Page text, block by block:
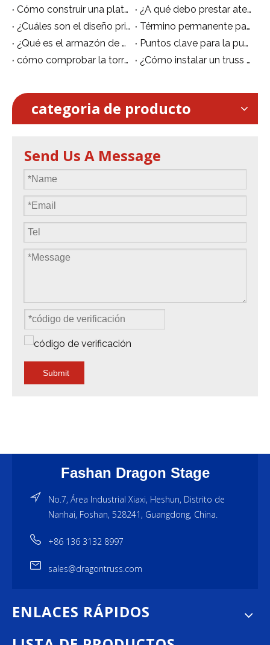
Cómo construir una plataforma escénica
¿A qué debo prestar atención al montar un escenario de concierto?
¿Cuáles son el diseño principal de la pantalla LED en el escenario?
Término permanente para luces de iluminación de escenario.
¿Qué es el armazón de escenario?
Puntos clave para la puesta en escena
cómo comprobar la torre de andamio de aluminio correctamente de la manera correcta
¿Cómo instalar un truss de escenario?
categoria de producto
Send Us A Message
Submit
Fashan Dragon Stage
No.7, Área Industrial Xiaxi, Heshun, Distrito de
Nanhai, Foshan, 528241, Guangdong, China.
+86 136 3132 8997
sales@dragontruss.com
ENLACES RÁPIDOS